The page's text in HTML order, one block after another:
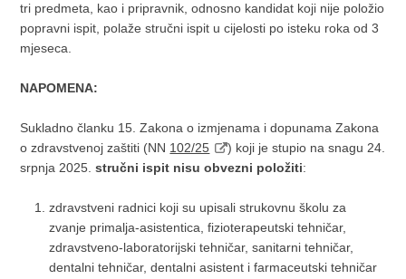
tri predmeta, kao i pripravnik, odnosno kandidat koji nije položio
popravni ispit, polaže stručni ispit u cijelosti po isteku roka od 3
mjeseca.
NAPOMENA:
Sukladno članku 15. Zakona o izmjenama i dopunama Zakona
o zdravstvenoj zaštiti (NN 102/25
) koji je stupio na snagu 24.
srpnja 2025.stručni ispit nisu obvezni položiti:
zdravstveni radnici koji su upisali strukovnu školu za
zvanje primalja-asistentica, fizioterapeutski tehničar,
zdravstveno-laboratorijski tehničar, sanitarni tehničar,
dentalni tehničar, dentalni asistent i farmaceutski tehničar